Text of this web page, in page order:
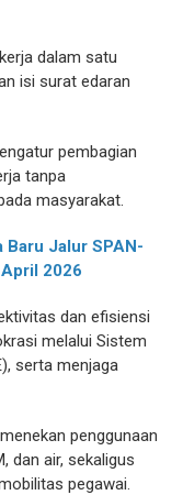
dalam satu
isi surat edaran
pembagian
tanpa
masyarakat.
Baru Jalur SPAN-
2026
dan efisiensi
melalui Sistem
serta menjaga
penggunaan
dan air, sekaligus
pegawai.